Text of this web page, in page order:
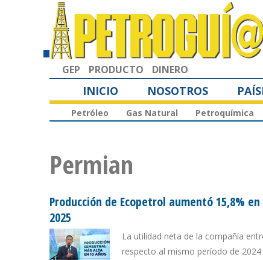
GEP PRODUCTO DINERO
INICIO NOSOTROS
Petróleo Gas Natural Petroquímica
Permian
Producción de Ecopetrol aumentó 15,8%
2025
La utilidad neta de la compañía
respecto al mismo período de